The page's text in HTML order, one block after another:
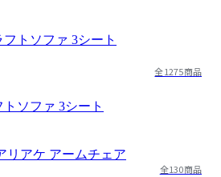
全1275商品
トソファ 3シート
全130商品